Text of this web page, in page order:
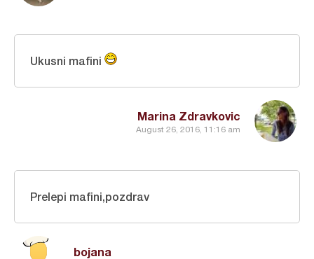
Marina Zdravkovic
August 26, 2016, 11:16 am
Ukusni mafini
bojana
Prelepi mafini,pozdrav